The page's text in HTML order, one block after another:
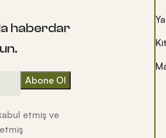
haberdar
etmiş ve